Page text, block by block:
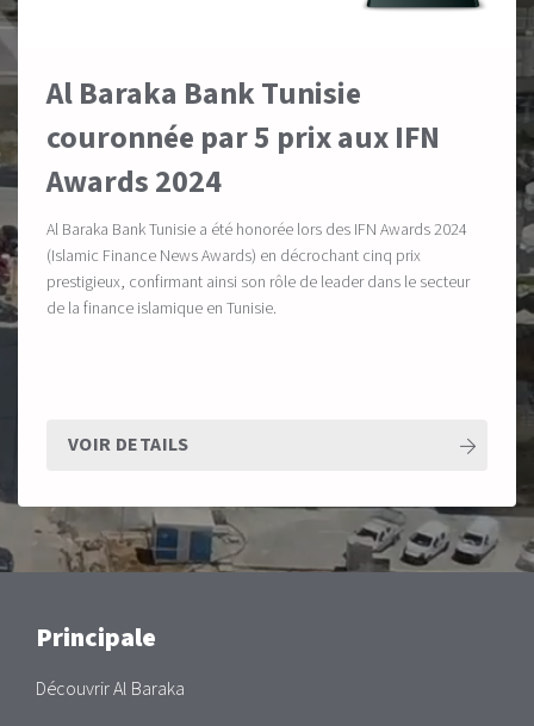
Al Baraka Bank Tunisie
couronnée par 5 prix aux IFN
Awards 2024
Al Baraka Bank Tunisie a été honorée lors des IFN Awards 2024
(Islamic Finance News Awards) en décrochant cinq prix
prestigieux, confirmant ainsi son rôle de leader dans le secteur
de la finance islamique en Tunisie.
VOIR DETAILS
Main
Principale
Découvrir Al Baraka